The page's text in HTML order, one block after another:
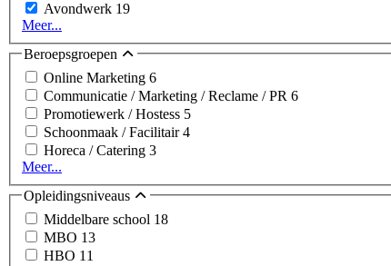
Avondwerk 19
Meer...
Beroepsgroepen
Online Marketing 6
Communicatie / Marketing / Reclame / PR 6
Promotiewerk / Hostess 5
Schoonmaak / Facilitair4
Horeca / Catering 3
Meer...
Opleidingsniveaus
Middelbare school 18
MBO 13
HBO 11